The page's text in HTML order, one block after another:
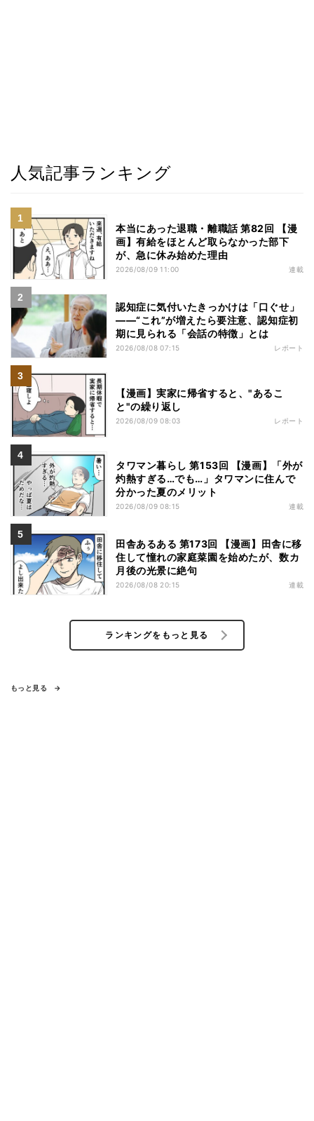
人気記事ランキング
本当にあった退職・離職話 第82回 【漫
画】有給をほとんど取らなかった部下
が、急に休み始めた理由
2026/08/09 11:00 連載
認知症に気付いたきっかけは「口ぐせ」
――“これ”が増えたら要注意、認知症初
期に見られる「会話の特徴」とは
2026/08/08 07:15 レポート
【漫画】実家に帰省すると、"あるこ
と"の繰り返し
2026/08/09 08:03 レポート
タワマン暮らし 第153回 【漫画】「外が
灼熱すぎる…でも…」タワマンに住んで
分かった夏のメリット
2026/08/09 08:15 連載
田舎あるある 第173回 【漫画】田舎に移
住して憧れの家庭菜園を始めたが、数カ
月後の光景に絶句
2026/08/08 20:15 連載
ランキングをもっと見る
もっと見る